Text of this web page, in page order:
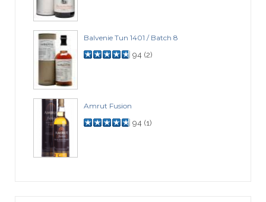
Balvenie Tun 1401 / Batch 8
94 (2)
Amrut Fusion
94 (1)